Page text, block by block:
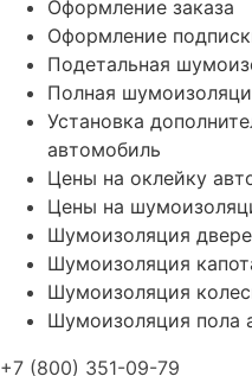
Оформление заказа
Оформление
Подетальная
Полная
Установка
автомобиль
Цены на оклейку
Цены на
Шумоизоляция
Шумоизоляция
Шумоизоляция
Шумоизоляция пола
+7 (800) 351-09-79